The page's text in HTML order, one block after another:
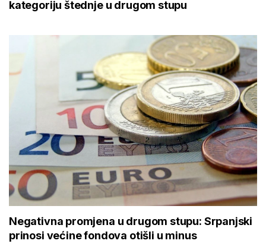
kategoriju štednje u drugom stupu
Negativna promjena u drugom stupu: Srpanjski
prinosi većine fondova otišli u minus